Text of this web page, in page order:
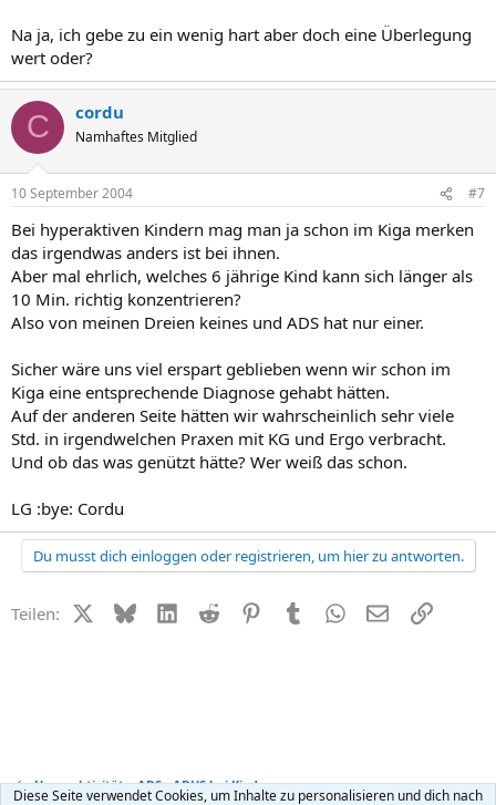
Na ja, ich gebe zu ein wenig hart aber doch eine Überlegung
wert oder?
C cordu
Namhaftes Mitglied
10 September 2004 #7
Bei hyperaktiven Kindern mag man ja schon im Kiga merken
das irgendwas anders ist bei ihnen.
Aber mal ehrlich, welches 6 jährige Kind kann sich länger als
10 Min. richtig konzentrieren?
Also von meinen Dreien keines und ADS hat nur einer.
Sicher wäre uns viel erspart geblieben wenn wir schon im
Kiga eine entsprechende Diagnose gehabt hätten.
Auf der anderen Seite hätten wir wahrscheinlich sehr viele
Std. in irgendwelchen Praxen mit KG und Ergo verbracht.
Und ob das was genützt hätte? Wer weiß das schon.
LG :bye: Cordu
Du musst dich einloggen oder registrieren, um hier zu antworten.
Teilen: X (Twitter)
BlueskyLinkedIn
Reddit PinterestTumblr WhatsApp
E-MailLink
Hyperaktivität + ADS - ADHS bei Kindern
Diese Seite verwendet Cookies, um Inhalte zu personalisieren und dich nach